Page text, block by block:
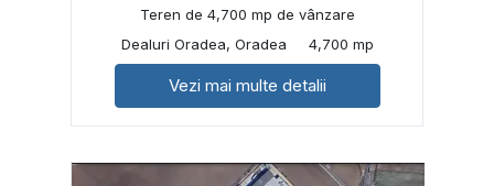
Teren de 4,700 mp de vânzare
Dealuri Oradea, Oradea
4,700 mp
Vezi mai multe detalii